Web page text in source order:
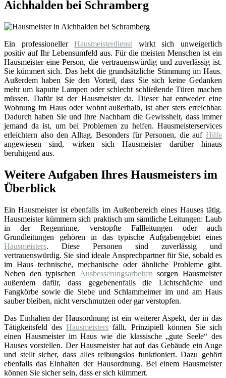
Aichhalden bei Schramberg
Ein professionellerHausmeisterdienst wirkt sich unweigerlich
positiv auf Ihr Lebensumfeld aus. Für die meisten Menschen ist ein
Hausmeister eine Person, die vertrauenswürdig und zuverlässig ist.
Sie kümmert sich. Das hebt die grundsätzliche Stimmung im Haus.
Außerdem haben Sie den Vorteil, dass Sie sich keine Gedanken
mehr um kaputte Lampen oder schlecht schließende Türen machen
müssen. Dafür ist der Hausmeister da. Dieser hat entweder eine
Wohnung im Haus oder wohnt außerhalb, ist aber stets erreichbar.
Dadurch haben Sie und Ihre Nachbarn die Gewissheit, dass immer
jemand da ist, um bei Problemen zu helfen. Hausmeisterservices
erleichtern also den Alltag. Besonders für Personen, die auf Hilfe
angewiesen sind, wirken sich Hausmeister darüber hinaus
beruhigend aus.
Weitere Aufgaben Ihres Hausmeisters im
Überblick
Ein Hausmeister ist ebenfalls im Außenbereich eines Hauses tätig.
Hausmeister kümmern sich praktisch um sämtliche Leitungen: Laub
in der Regenrinne, verstopfte Fallleitungen oder auch
Grundleitungen gehören in das typische Aufgabengebiet eines
Hausmeisters. Diese Personen sind zuverlässig und
vertrauenswürdig. Sie sind ideale Ansprechpartner für Sie, sobald es
im Haus technische, mechanische oder ähnliche Probleme gibt.
Neben den typischen Ausbesserungsarbeiten sorgen Hausmeister
außerdem dafür, dass gegebenenfalls die Lichtschächte und
Fangkörbe sowie die Siebe und Schlammeimer im und am Haus
sauber bleiben, nicht verschmutzen oder gar verstopfen.
Das Einhalten der Hausordnung ist ein weiterer Aspekt, der in das
Tätigkeitsfeld desHausmeisters fällt. Prinzipiell können Sie sich
einen Hausmeister im Haus wie die klassische „gute Seele“ des
Hauses vorstellen. Der Hausmeister hat auf das Gebäude ein Auge
und stellt sicher, dass alles reibungslos funktioniert. Dazu gehört
ebenfalls das Einhalten der Hausordnung. Bei einem Hausmeister
können Sie sicher sein, dass er sich kümmert.